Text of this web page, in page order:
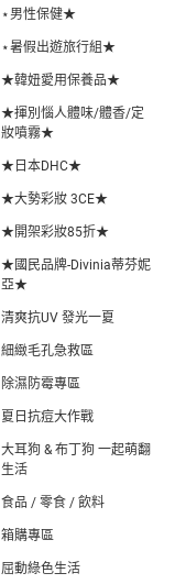
⋆男性保健★
⋆暑假出遊旅行組★
★韓妞愛用保養品★
★揮別惱人體味/體香/定
妝噴霧★
★日本DHC★
★大勢彩妝 3CE★
★開架彩妝85折★
★國民品牌-Divinia蒂芬妮
亞★
清爽抗UV 發光一夏
細緻毛孔急救區
除濕防霉專區
夏日抗痘大作戰
大耳狗 & 布丁狗 一起萌翻
生活
食品 / 零食 / 飲料
箱購專區
屈動綠色生活